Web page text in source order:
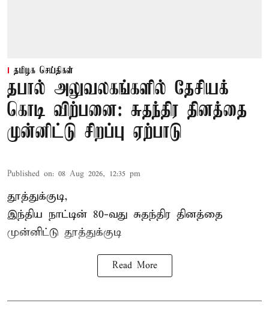
தமிழக செய்திகள்
தபால் அலுவலகங்களில் தேசியக்
கொடி விற்பனை: சுதந்திர தினத்தை
முன்னிட்டு சிறப்பு ஏற்பாடு
Published on: 08 Aug 2026, 12:35 pm
தூத்துக்குடி,
இந்திய நாட்டின் 80-வது சுதந்திர தினத்தை
முன்னிட்டு தூத்துக்குடி
Read More